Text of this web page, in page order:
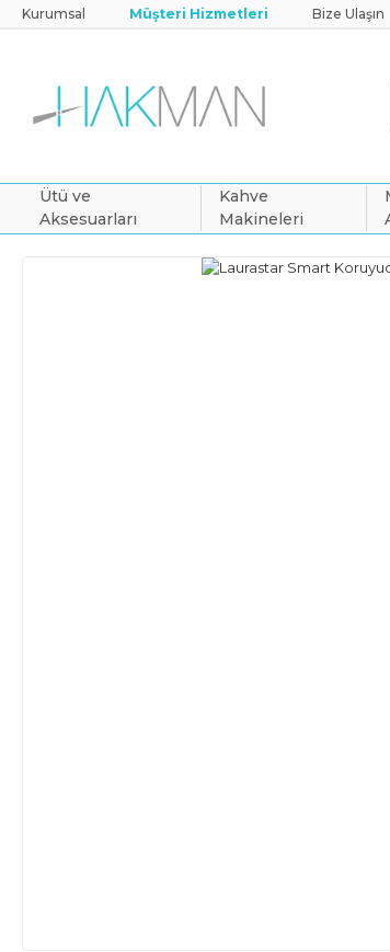
Kurumsal Müşteri Hizmetleri Bize Ulaşın
Ütü ve
Aksesuarları
Kahve
Makineleri